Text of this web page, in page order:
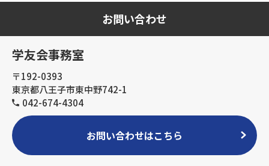
お問い合わせ
学友会事務室
〒192-0393
東京都八王子市東中野742-1
042-674-4304
お問い合わせはこちら